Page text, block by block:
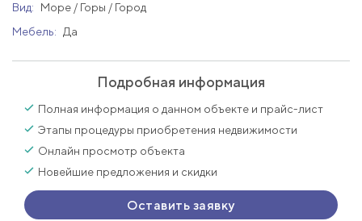
Вид:
Море / Горы / Город
Мебель:
Да
Подробная информация
Полная информация о данном объекте и прайс-лист
Этапы процедуры приобретения недвижимости
Онлайн просмотр объекта
Новейшие предложения и скидки
Оставить заявку